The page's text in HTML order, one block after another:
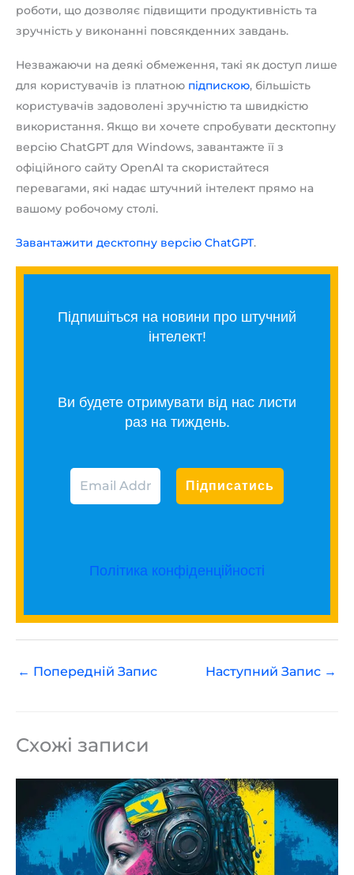
роботи, що дозволяє підвищити продуктивність та
зручність у виконанні повсякденних завдань.
Незважаючи на деякі обмеження, такі як доступ лише
для користувачів із платною підпискою, більшість
користувачів задоволені зручністю та швидкістю
використання. Якщо ви хочете спробувати десктопну
версію ChatGPT для Windows, завантажте її з
офіційного сайту OpenAI та скористайтеся
перевагами, які надає штучний інтелект прямо на
вашому робочому столі.
Завантажити десктопну версію ChatGPT.
Підпишіться на новини про штучний
інтелект!
Ви будете отримувати від нас листи
раз на тиждень.
Політика конфіденційності
← Попередній Запис Наступний Запис →
Схожі записи